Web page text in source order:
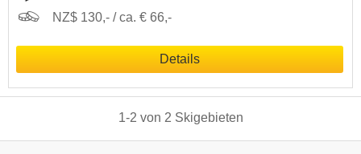
NZ$ 130,- / ca. € 66,-
Details
1-2 von 2 Skigebieten